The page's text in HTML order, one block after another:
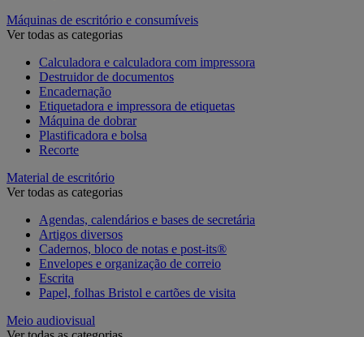
Máquinas de escritório e consumíveis
Ver todas as categorias
Calculadora e calculadora com impressora
Destruidor de documentos
Encadernação
Etiquetadora e impressora de etiquetas
Máquina de dobrar
Plastificadora e bolsa
Recorte
Material de escritório
Ver todas as categorias
Agendas, calendários e bases de secretária
Artigos diversos
Cadernos, bloco de notas e post-its®
Envelopes e organização de correio
Escrita
Papel, folhas Bristol e cartões de visita
Meio audiovisual